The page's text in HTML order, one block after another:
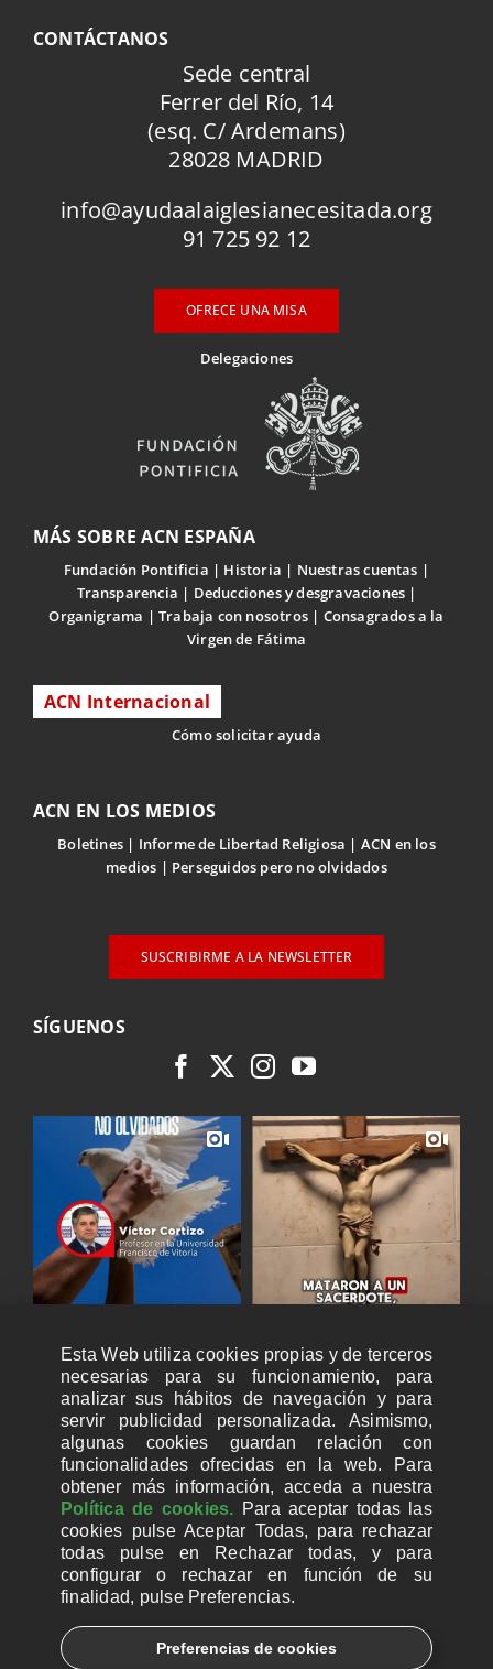
CONTÁCTANOS
Sede central
Ferrer del Río, 14
(esq. C/ Ardemans)
28028 MADRID
info@ayudaalaiglesianecesitada.org
91 725 92 12
OFRECE UNA MISA
Delegaciones
MÁS SOBRE ACN ESPAÑA
Fundación Pontificia Historia
Nuestras cuentas
Transparencia
Deducciones y desgravaciones
Organigrama
Trabaja con nosotros
Consagrados a la
Virgen de Fátima
ACN Internacional
Cómo solicitar ayuda
ACN EN LOS MEDIOS
Boletines Informe de Libertad Religiosa
ACN en los
medios
Perseguidos pero no olvidados
SUSCRIBIRME A LA NEWSLETTER
SÍGUENOS
CUENTAS BANCARIAS PARA DONAR
Esta Web utiliza cookies propias y de terceros
necesarias para su funcionamiento, para
analizar sus hábitos de navegación y para
servir publicidad personalizada. Asimismo,
algunas cookies guardan relación con
funcionalidades ofrecidas en la web. Para
obtener más información, acceda a nuestra
Política de cookies. Para aceptar todas las
cookies pulse Aceptar Todas, para rechazar
todas pulse en Rechazar todas, y para
configurar o rechazar en función de su
finalidad, pulse Preferencias.
Preferencias de cookies